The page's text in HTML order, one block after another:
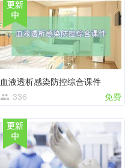
血液透析感染防控综合课件
336
免费